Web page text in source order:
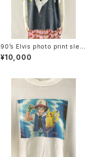
90’s Elvis photo print slee
veless tee
¥10,000